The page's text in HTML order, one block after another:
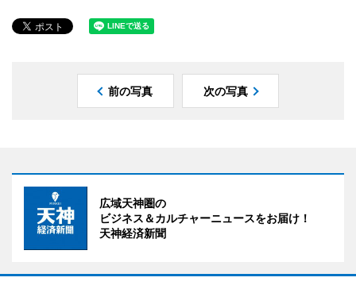
前の写真 次の写真
広域天神圏の
ビジネス＆カルチャーニュースをお届け！
天神経済新聞